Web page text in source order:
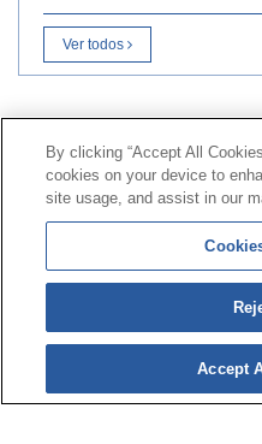
Ver todos
Línea Universal 900 203
Prestaciones Especiales
© Mutua Universal 2026 |
Política de
Síguenos en:
By clicking “Accept All
cookies on your device to
site usage, and assist in our
Accept